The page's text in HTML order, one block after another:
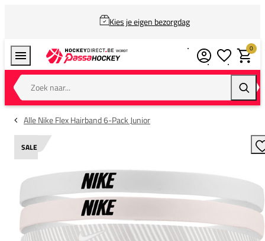
Kies je eigen bezorgdag
Zoek naar...
0
Alle Nike Flex Hairband 6-Pack Junior
SALE